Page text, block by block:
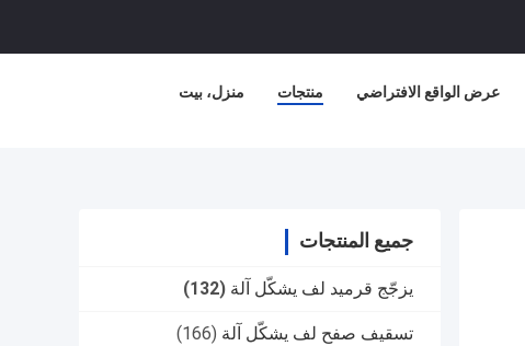
منزل، بيت منتجات عرض الواقع الافتراضي
جميع المنتجات
يزجّج قرميد لف يشكّل آلة (132)
تسقيف صفح لف يشكّل آلة (166)